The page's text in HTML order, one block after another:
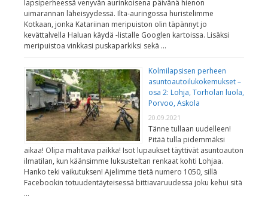
lapsiperheessä venyvän aurinkoisena päivänä hienon
uimarannan läheisyydessä. Ilta-auringossa huristelimme
Kotkaan, jonka Katariinan meripuiston olin täpännyt jo
kevättalvella Haluan käydä -listalle Googlen kartoissa. Lisäksi
meripuistoa vinkkasi puskaparkiksi sekä …
Kolmilapsisen perheen
asuntoautoilukokemukset –
osa 2: Lohja, Torholan luola,
Porvoo, Askola
20.09.2021
Tänne tullaan uudelleen!
Pitää tulla pidemmäksi
aikaa! Olipa mahtava paikka! Isot lupaukset täyttivät asuntoauton
ilmatilan, kun käänsimme luksusteltan renkaat kohti Lohjaa.
Hanko teki vaikutuksen! Ajelimme tietä numero 1050, sillä
Facebookin totuudentäyteisessä bittiavaruudessa joku kehui sitä
…